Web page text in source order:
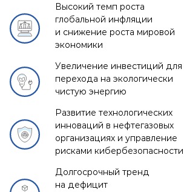
Высокий темп роста
глобальной инфляции
и снижение роста мировой
экономики
Увеличение инвестиций для
перехода на экологически
чистую энергию
Развитие технологических
инноваций в нефтегазовых
организациях и управление
рисками кибербезопасности
Долгосрочный тренд
на дефицит